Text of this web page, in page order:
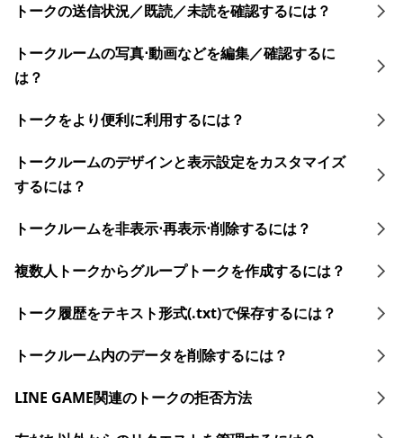
トークの送信状況／既読／未読を 確認するには？
トークルームの写真⋅動画などを編集／確認するに
は？
トークをより便利に利用するには？
トークルームのデザインと表示設定をカスタマイズ
するには？
トークルームを非表示⋅再表示⋅削除するには？
複数人トークからグループトークを作成するには？
トーク履歴をテキスト形式(.txt)で保存するには？
トークルーム内のデータを削除するには？
LINE GAME関連のトークの拒否方法